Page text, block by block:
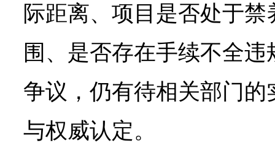
际距离、项目是否处于禁
围、是否存在手续不全违
争议，仍有待相关部门的
与权威认定。